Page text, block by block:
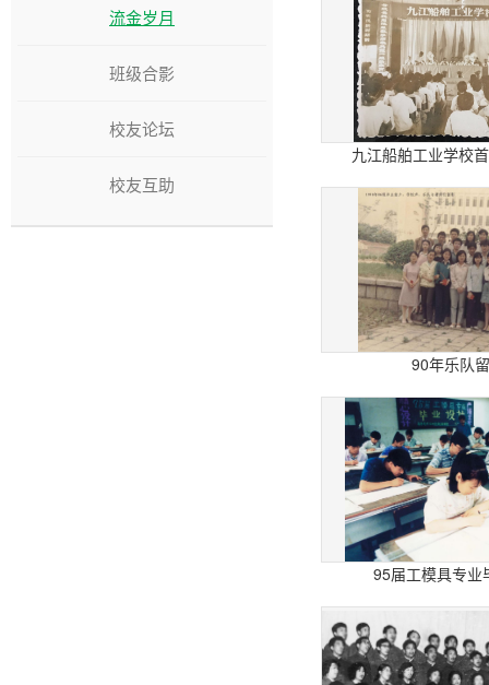
流金岁月
班级合影
校友论坛
校友互助
九江船舶工业学校
90年乐队
95届工模具专业